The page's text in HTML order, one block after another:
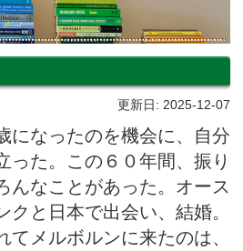
更新日: 2025-12-07
になったのを機会に、自分
った。この６０年間、振り
んなことがあった。オース
クと日本で出会い、結婚。
てメルボルンに来たのは、